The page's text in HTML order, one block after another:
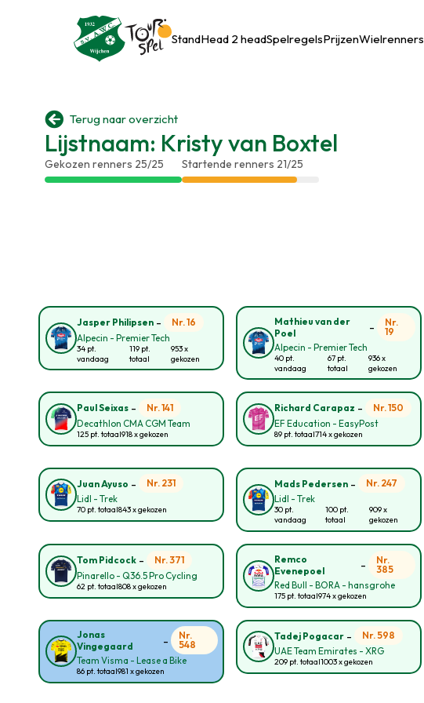
StandHead 2 headSpelregelsPrijzenWielrenners
 Terug naar overzicht
Lijstnaam: Kristy van Boxtel
Gekozen renners 25/25 Startende renners 21/25
Jasper Philipsen -
Nr. 16
Alpecin - Premier Tech
34 pt.
vandaag
119 pt.
totaal
953 x
gekozen
Mathieu van der
Poel
-
Nr.
19
Alpecin - Premier Tech
40 pt.
vandaag
67 pt.
totaal
936 x
gekozen
Paul Seixas -
Nr. 141
Decathlon CMA CGM Team
125 pt. totaal918 x gekozen
Richard Carapaz -
Nr. 150
EF Education - EasyPost
89 pt. totaal714 x gekozen
Juan Ayuso -
Nr. 231
Lidl - Trek
70 pt. totaal843 x gekozen
Mads Pedersen -
Nr. 247
Lidl - Trek
30 pt.
vandaag
100 pt.
totaal
909 x
gekozen
Tom Pidcock -
Nr. 371
Pinarello - Q36.5 Pro Cycling
62 pt. totaal808 x gekozen
Remco
Evenepoel
-
Nr.
385
Red Bull - BORA - hansgrohe
175 pt. totaal974 x gekozen
Jonas
Vingegaard
-
Nr.
548
Team Visma - Lease a Bike
86 pt. totaal981 x gekozen
Tadej Pogacar -
Nr. 598
UAE Team Emirates - XRG
209 pt. totaal1003 x gekozen